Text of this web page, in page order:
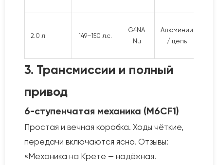
2.0 л 149–150 л.с.
G4NA
Nu
Алюминий
/ цепь
3. Трансмиссии и полный
привод
6-ступенчатая механика (M6CF1)
Простая и вечная коробка. Ходы чёткие,
передачи включаются ясно. Отзывы:
«Механика на Крете — надёжная.